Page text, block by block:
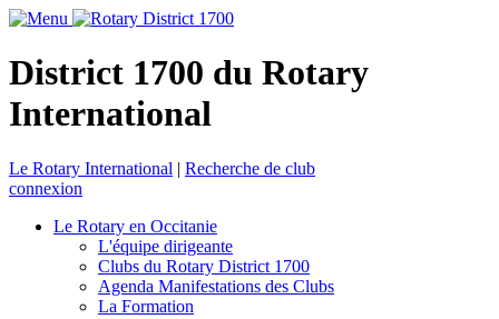
District 1700 du Rotary
International
Le Rotary International | Recherche de club
connexion
Le Rotary en Occitanie
L'équipe dirigeante
Clubs du Rotary District 1700
Agenda Manifestations des Clubs
La Formation